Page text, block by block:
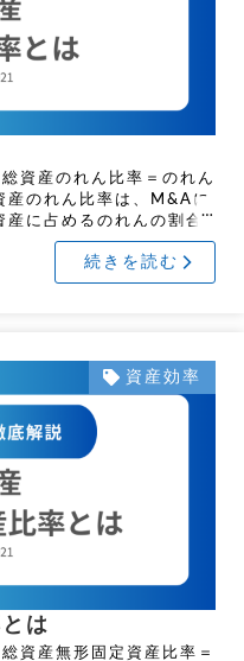
資産のれん比率＝のれん
のれん比率は、M&Aに
産に占めるのれんの割合
取得対価（買 […]
続きを読む
資産効率
は
資産無形固定資産比率＝